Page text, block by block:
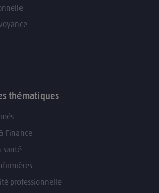
thématiques
Finance
santé
professionnelle